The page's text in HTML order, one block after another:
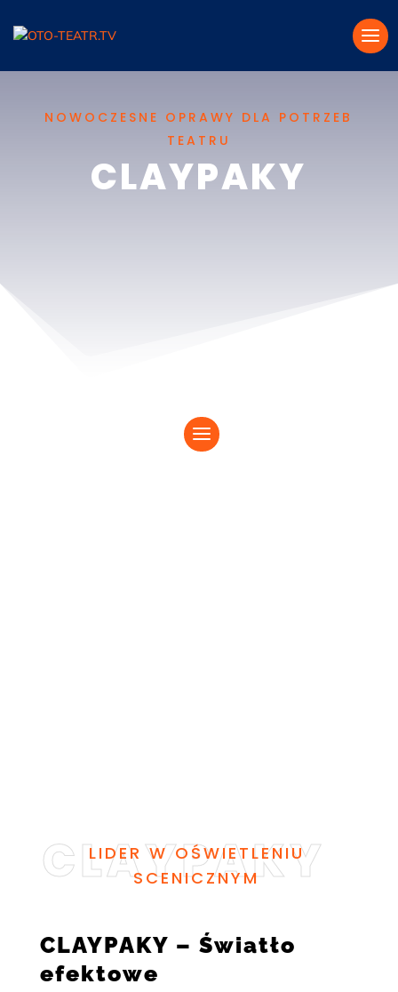
NOWOCZESNE OPRAWY DLA POTRZEB
TEATRU
CLAYPAKY
LIDER W OŚWIETLENIU
SCENICZNYM
CLAYPAKY – Światło
efektowe